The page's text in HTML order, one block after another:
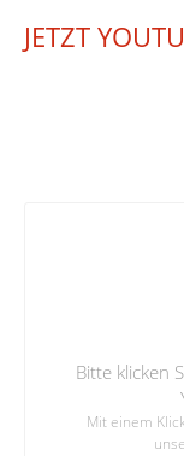
JETZT
Bitte klicken
Mit einem